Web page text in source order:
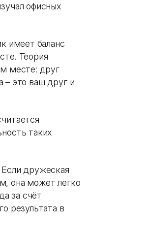
офисных
имеет баланс
Теория
месте: друг
– это ваш друг и
таких
дружеская
она может легко
за счёт
результата в